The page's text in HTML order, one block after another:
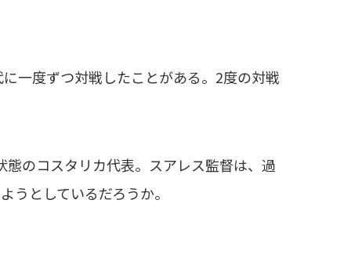
一度ずつ対戦したことがある。2度の対戦
のコスタリカ代表。スアレス監督は、過
うとしているだろうか。